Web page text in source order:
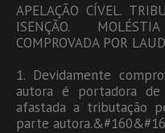
APELAÇÃO CÍVEL.
ISENÇÃO.
COMPROVADA POR
1. Devidamente
autora é portadora de
afastada a tributação
parte